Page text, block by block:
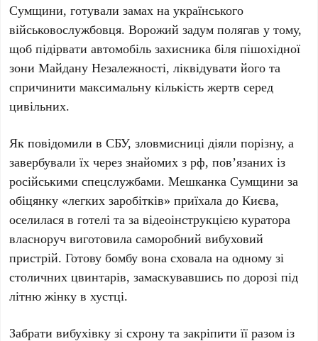
Сумщини, готували замах на українського
військовослужбовця. Ворожий задум полягав у тому,
щоб підірвати автомобіль захисника біля пішохідної
зони Майдану Незалежності, ліквідувати його та
спричинити максимальну кількість жертв серед
цивільних.
Як повідомили в СБУ, зловмисниці діяли порізну, а
завербували їх через знайомих з рф, пов’язаних із
російськими спецслужбами. Мешканка Сумщини за
обіцянку «легких заробітків» приїхала до Києва,
оселилася в готелі та за відеоінструкцією куратора
власноруч виготовила саморобний вибуховий
пристрій. Готову бомбу вона сховала на одному зі
столичних цвинтарів, замаскувавшись по дорозі під
літню жінку в хустці.
Забрати вибухівку зі схрону та закріпити її разом із